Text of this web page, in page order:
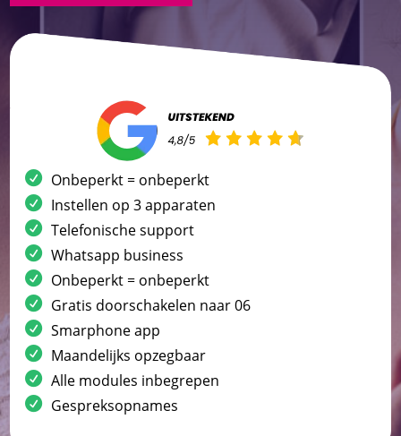
Onbeperkt = onbeperkt
Instellen op 3 apparaten
Telefonische support
Whatsapp business
Onbeperkt = onbeperkt
Gratis doorschakelen naar 06
Smarphone app
Maandelijks opzegbaar
Alle modules inbegrepen
Gespreksopnames